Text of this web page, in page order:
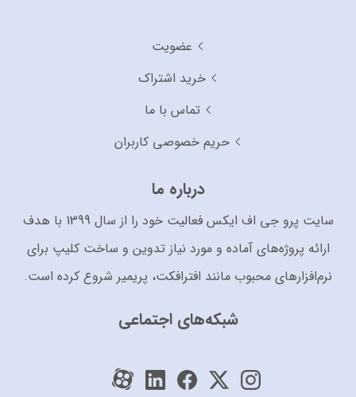
عضویت
خرید اشتراک
تماس با ما
حریم خصوصی کاربران
درباره ما
سایت پرو جی اف ایکس فعالیت خود را از سال 1399 با هدف
ارائه پروژه‌های آماده و مورد نیاز تدوین و ساخت کلیپ برای
نرم‌افزارهای محبوب مانند افترافکت، پریمیر شروع کرده است.
شبکه‌های اجتماعی